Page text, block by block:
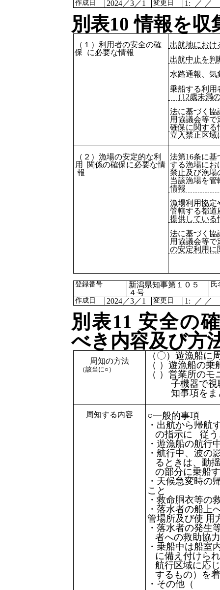
作成日 2024／3／1 変更日 1: ／ ／
別表10 情報を
（１）利用者の安全の確
保 に必要な情報
出航地におけ
出航中止を判
水路通報、気
乗船する利用
（12歳未満
法に基づく協
用協議会等
確保に関する
立入禁止区域
（２）漁場の安定的な利
用 関係の確保に必要な情
報
法第16条に基
する漁場にお
禁止及び漁場
当該漁場を管
情報
漁場利用協定
管轄する都道
提供している
法に基づく協
用協議会等
の安定利用に
登録番号
新潟県知事第１０５
４号
氏
作成日 2024／3／1 変更日 1: ／ ／
別表11 安全の
べき内容及び方
周知の方法
（該当に○）
（〇）遊漁船に
（ ）遊漁船の
（ ）営業所の
子機器で
知事項を
周知する内容
○一般的事項
・出航から帰航
の指示に 従う
・遊漁船の航行
・航行中、波の
るときは、動
の部分に乗船
・天候急変時の
こと
・救命胴衣等の
・落水者の船上
管場所及び使 用
・落水者の発生
者への救助協
・乗船中は船室
に備え付けら
航行区域に応
するもの）を
・その他